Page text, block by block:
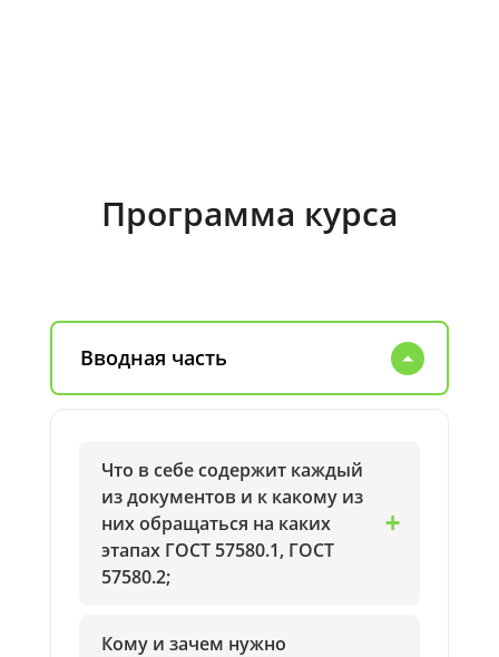
Программа курса
Вводная часть
Что в себе содержит каждый
из документов и к какому из
них обращаться на каких
этапах ГОСТ 57580.1, ГОСТ
57580.2;
Кому и зачем нужно